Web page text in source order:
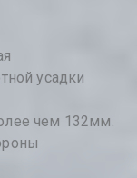
усадки
чем 132мм.